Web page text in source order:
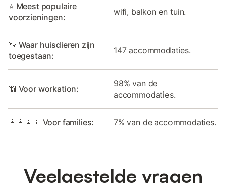
⭐ Meest populaire
voorzieningen:
wifi, balkon en tuin.
🐾 Waar huisdieren zijn
toegestaan:
147 accommodaties.
📶 Voor workation:
98% van de
accommodaties.
👩‍👩‍👧‍👦 Voor families: 7% van de accommodaties.
Veelgestelde vragen